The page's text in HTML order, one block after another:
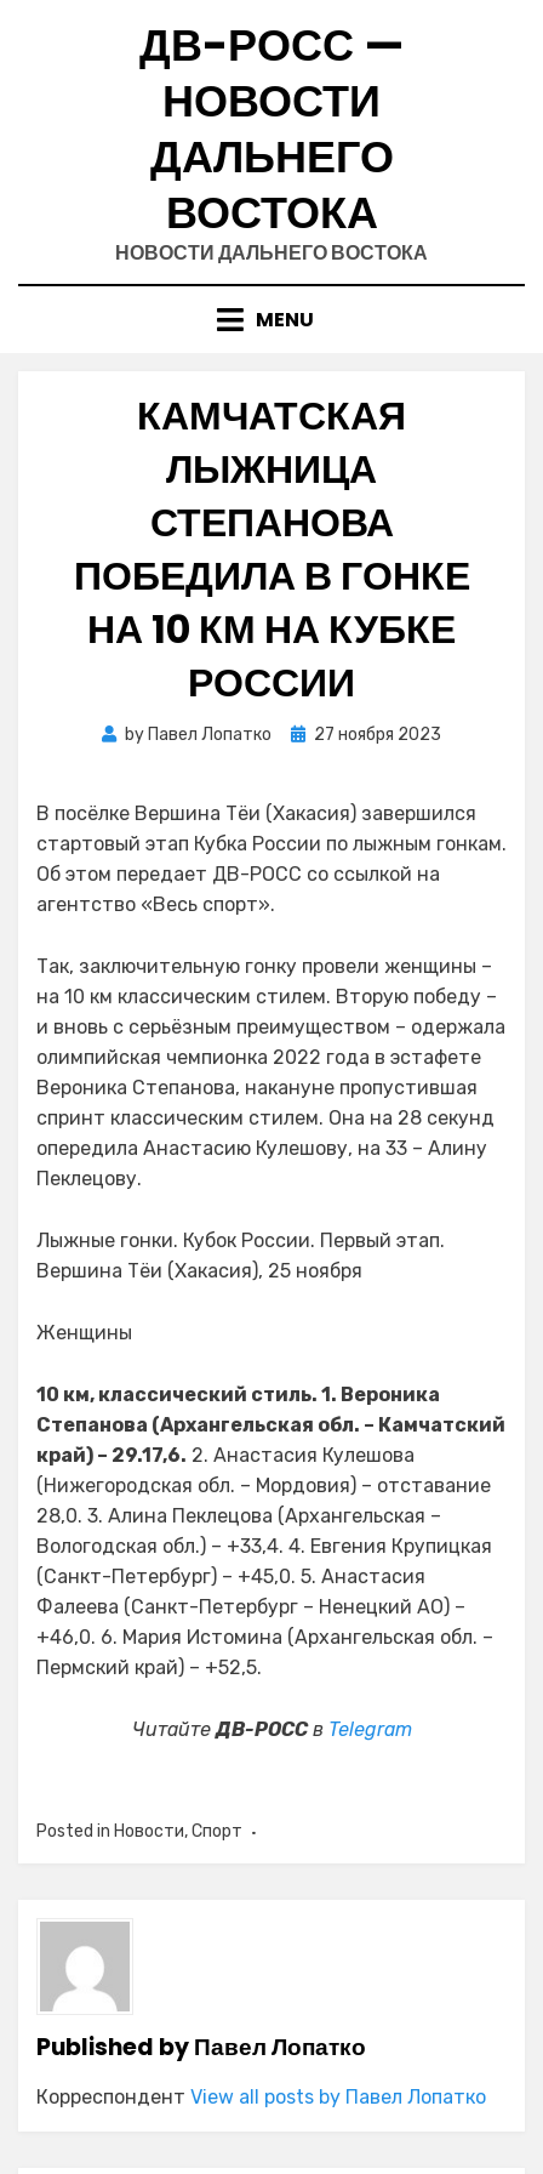
ДВ-РОСС —
НОВОСТИ
ДАЛЬНЕГО
ВОСТОКА
НОВОСТИ ДАЛЬНЕГО ВОСТОКА
MENU
КАМЧАТСКАЯ
ЛЫЖНИЦА
СТЕПАНОВА
ПОБЕДИЛА В ГОНКЕ
НА 10 КМ НА КУБКЕ
РОССИИ
by Павел Лопатко
Posted
27 ноября 2023
В посёлке Вершина Тёи (Хакасия) завершился
стартовый этап Кубка России по лыжным гонкам.
Об этом передает ДВ-РОСС со ссылкой на
агентство «Весь спорт».
Так, заключительную гонку провели женщины –
на 10 км классическим стилем. Вторую победу –
и вновь с серьёзным преимуществом – одержала
олимпийская чемпионка 2022 года в эстафете
Вероника Степанова, накануне пропустившая
спринт классическим стилем. Она на 28 секунд
опередила Анастасию Кулешову, на 33 – Алину
Пеклецову.
Лыжные гонки. Кубок России. Первый этап.
Вершина Тёи (Хакасия), 25 ноября
Женщины
10 км, классический стиль. 1. Вероника
Степанова (Архангельская обл. – Камчатский
край) – 29.17,6. 2. Анастасия Кулешова
(Нижегородская обл. – Мордовия) – отставание
28,0. 3. Алина Пеклецова (Архангельская –
Вологодская обл.) – +33,4. 4. Евгения Крупицкая
(Санкт-Петербург) – +45,0. 5. Анастасия
Фалеева (Санкт-Петербург – Ненецкий АО) –
+46,0. 6. Мария Истомина (Архангельская обл. –
Пермский край) – +52,5.
ЧитайтеДВ-РОССв Telegram
Posted in Новости,Спорт
Published byПавел Лопатко
Корреспондент View all posts by Павел Лопатко